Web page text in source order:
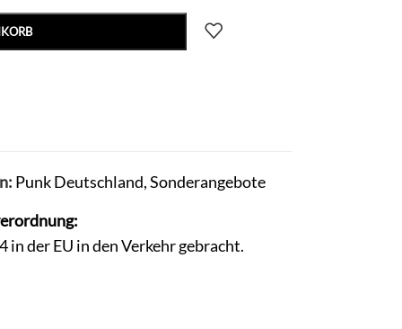
Punk Deutschland,Sonderangebote
der EU in den Verkehr gebracht.